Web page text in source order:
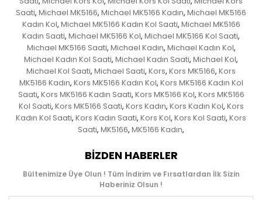
Saati, Michael MK5166, Michael MK5166 Kadın, Michael MK5166
Kadın Kol, Michael MK5166 Kadın Kol Saati, Michael MK5166
Kadın Saati, Michael MK5166 Kol, Michael MK5166 Kol Saati,
Michael MK5166 Saati, Michael Kadın, Michael Kadın Kol,
Michael Kadın Kol Saati, Michael Kadın Saati, Michael Kol,
Michael Kol Saati, Michael Saati, Kors, Kors MK5166, Kors
MK5166 Kadın, Kors MK5166 Kadın Kol, Kors MK5166 Kadın Kol
Saati, Kors MK5166 Kadın Saati, Kors MK5166 Kol, Kors MK5166
Kol Saati, Kors MK5166 Saati, Kors Kadın, Kors Kadın Kol, Kors
Kadın Kol Saati, Kors Kadın Saati, Kors Kol, Kors Kol Saati, Kors
Saati, MK5166, MK5166 Kadın,
BIZDEN HABERLER
Bültenimize Üye Olun ! Tüm İndirim ve Fırsatlardan İlk Sizin
Haberiniz Olsun !